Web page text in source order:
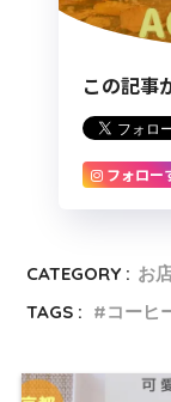
この記事
フォロー
CATEGORY : お
TAGS :
コーヒ